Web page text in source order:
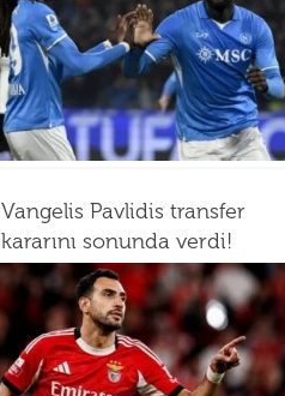
Vangelis Pavlidis transfer
kararını sonunda verdi!